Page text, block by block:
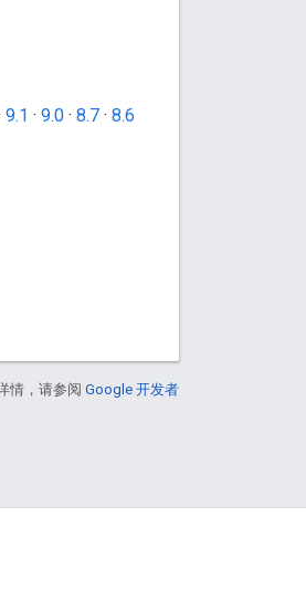
9.1 · 9.0 · 8.7 · 8.6
情，请参阅 Google 开发者